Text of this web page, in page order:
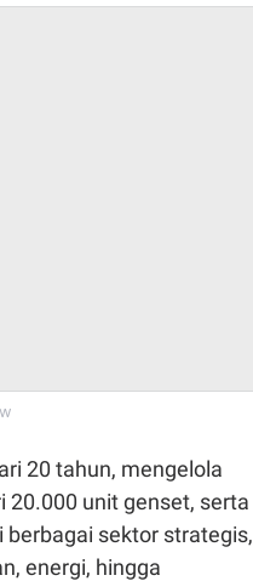
20 tahun, mengelola
20.000 unit genset, serta
berbagai sektor strategis,
energi, hingga